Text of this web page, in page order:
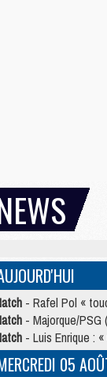
- Rafel Pol « touché
- Majorque/PSG
- Luis Enrique : «
05